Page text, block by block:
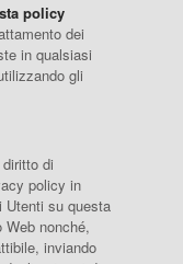
policy
dei
in qualsiasi
gli
di
policy in
Utenti su questa
nonché,
inviando